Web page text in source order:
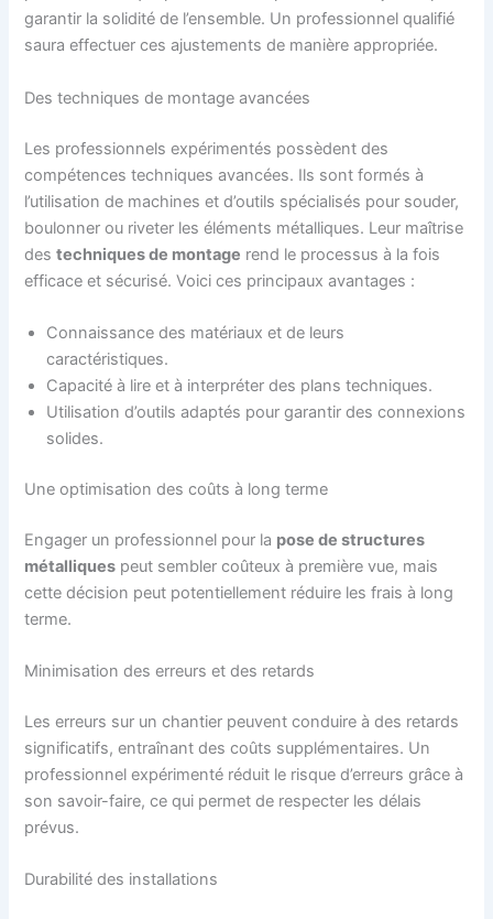
garantir la solidité de l’ensemble. Un professionnel qualifié
saura effectuer ces ajustements de manière appropriée.
Des techniques de montage avancées
Les professionnels expérimentés possèdent des
compétences techniques avancées. Ils sont formés à
l’utilisation de machines et d’outils spécialisés pour souder,
boulonner ou riveter les éléments métalliques. Leur maîtrise
destechniques de montage rend le processus à la fois
efficace et sécurisé. Voici ces principaux avantages :
Connaissance des matériaux et de leurs
caractéristiques.
Capacité à lire et à interpréter des plans techniques.
Utilisation d’outils adaptés pour garantir des connexions
solides.
Une optimisation des coûts à long terme
Engager un professionnel pour la pose de structures
métalliques peut sembler coûteux à première vue, mais
cette décision peut potentiellement réduire les frais à long
terme.
Minimisation des erreurs et des retards
Les erreurs sur un chantier peuvent conduire à des retards
significatifs, entraînant des coûts supplémentaires. Un
professionnel expérimenté réduit le risque d’erreurs grâce à
son savoir-faire, ce qui permet de respecter les délais
prévus.
Durabilité des installations